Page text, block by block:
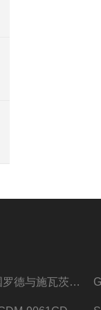
ESL6德国罗德与施瓦茨预认证EMI接收机